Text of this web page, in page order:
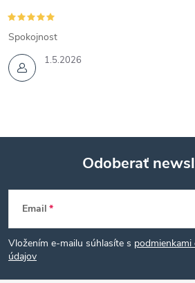
1.5.2026
Spokojnost
Z
á
p
Odoberať
Email
Vložením e-mailu súhlasíte s
údajov